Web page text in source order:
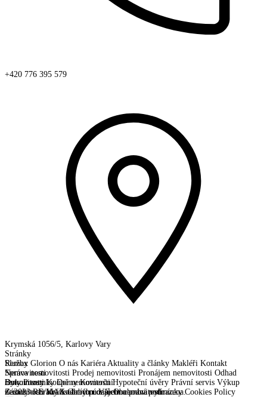
+420 776 395 579
Krymská 1056/5, Karlovy Vary
Stránky
Remax Glorion O nás Kariéra Aktuality a články Makléři Kontakt
Služby
Správa nemovitosti Prodej nemovitosti Pronájem nemovitosti Odhad
nemovitosti Koupě nemovitosti Hypoteční úvěry Právní servis Výkup
nemovitosti Krátkodobý pronájem nemovitostí
Nemovitosti
Byty Pozemky Domy Komerční
Dokumenty
Zásady ochrany osobních údajů Obchodní podmínky Cookies Policy
© 2023 RE/MAX Glorion. Všechna práva vyhrazena.